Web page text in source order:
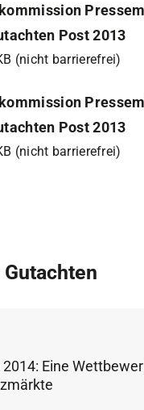
Post 2013
(nicht barrierefrei)
Post 2013
(nicht barrierefrei)
Eine